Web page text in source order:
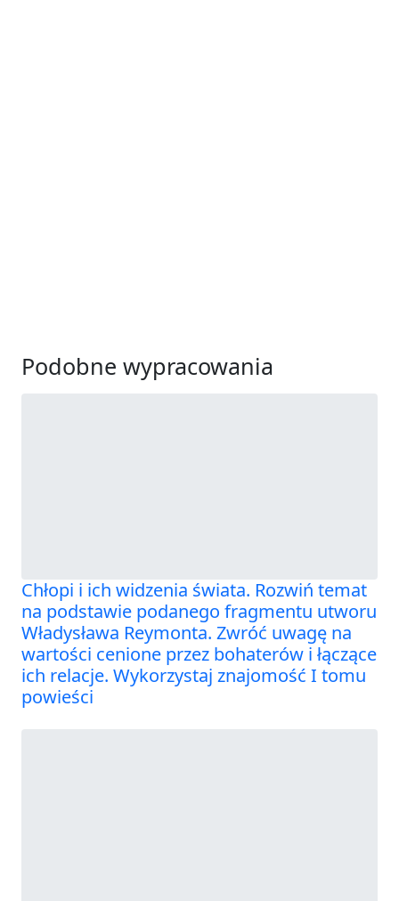
Podobne wypracowania
Chłopi i ich widzenia świata. Rozwiń temat
na podstawie podanego fragmentu utworu
Władysława Reymonta. Zwróć uwagę na
wartości cenione przez bohaterów i łączące
ich relacje. Wykorzystaj znajomość I tomu
powieści